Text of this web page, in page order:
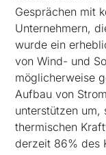
Gesprächen mit
Unternehmern,
wurde ein
von Wind- und
möglicherweise
Aufbau von
unterstützen um,
thermischen
derzeit 86% des